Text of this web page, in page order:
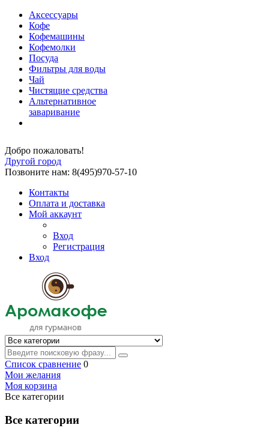
Аксессуары
Кофе
Кофемашины
Кофемолки
Посуда
Фильтры для воды
Чай
Чистящие средства
Альтернативное
заваривание
Добро пожаловать!
Другой город
Позвоните нам: 8(495)970-57-10
Контакты
Оплата и доставка
Мой аккаунт
Вход
Регистрация
Вход
Список сравнение 0
Мои желания
Моя корзина
Все категории
Все категории